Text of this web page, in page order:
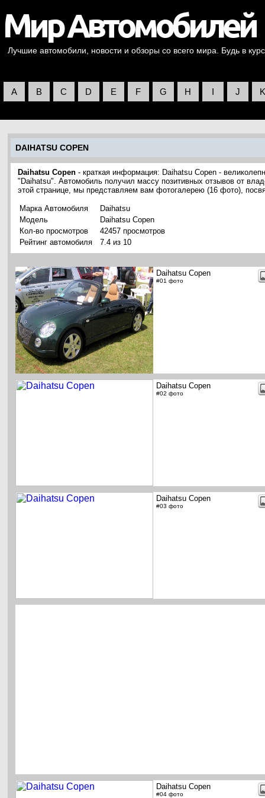
Лучшие автомобили, новости и обзоры со всего мира. Будь в
A B C D E F G H I J K
DAIHATSU COPEN
Daihatsu Copen - краткая информация: Daihatsu Copen -
"Daihatsu". Автомобиль получил массу позитивных отзывов от
этой странице, мы представляем вам фотогалерею (16 фото),
Марка Автомобиля
Daihatsu
Модель
Daihatsu Copen
Кол-во просмотров
42457 просмотров
Рейтинг автомобиля
7.4 из 10
Daihatsu Copen
#01 фото
Daihatsu Copen
#02 фото
Daihatsu Copen
#03 фото
Daihatsu Copen
#04 фото